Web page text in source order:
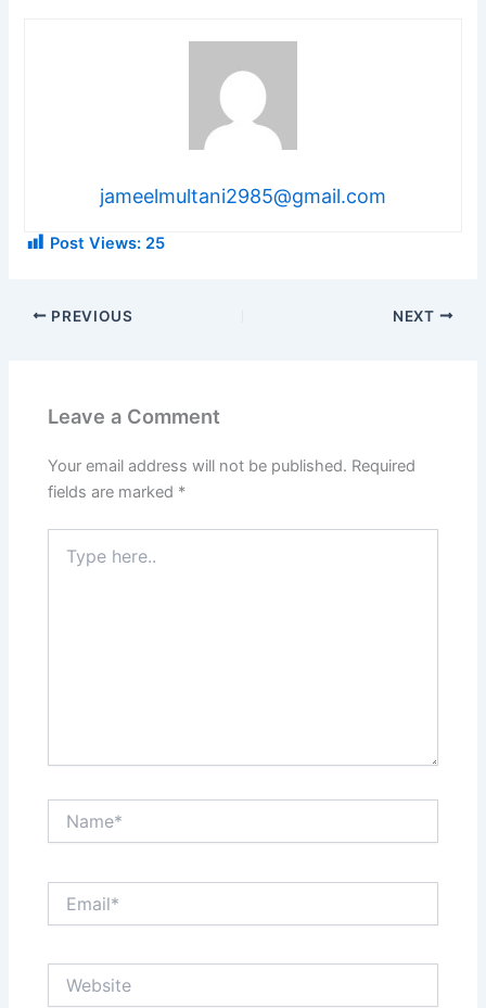
jameelmultani2985@gmail.com
Post Views: 25
PREVIOUS NEXT
Leave a Comment
Your email address will not be published. Required
fields are marked *
here..